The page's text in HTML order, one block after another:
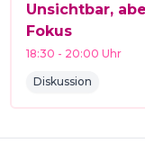
Unsichtbar,
Fokus
18:30 - 20:00 Uhr
Diskussion